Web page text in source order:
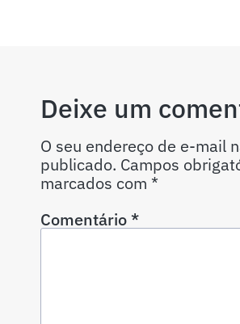
Deixe um
O seu endereço de e-mail
publicado. Campos
marcados com *
Comentário*